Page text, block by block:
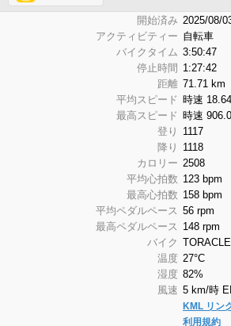
開始済み 2025/08/
アクティビティー 自転車
バイクタイム 3:50:47
停止時間 1:27:42
距離 71.71 km
平均スピード 時速
最高スピード 時速
登り
1117
降り
1118
カロリー 2508
平均心拍数 123 bpm
最高心拍数 158 bpm
平均ペダルペース 56 rpm
最高ペダルペース 148 rpm
バイク
温度 27°C
湿度 82%
風速 5 km/時
KML リン
利用規約